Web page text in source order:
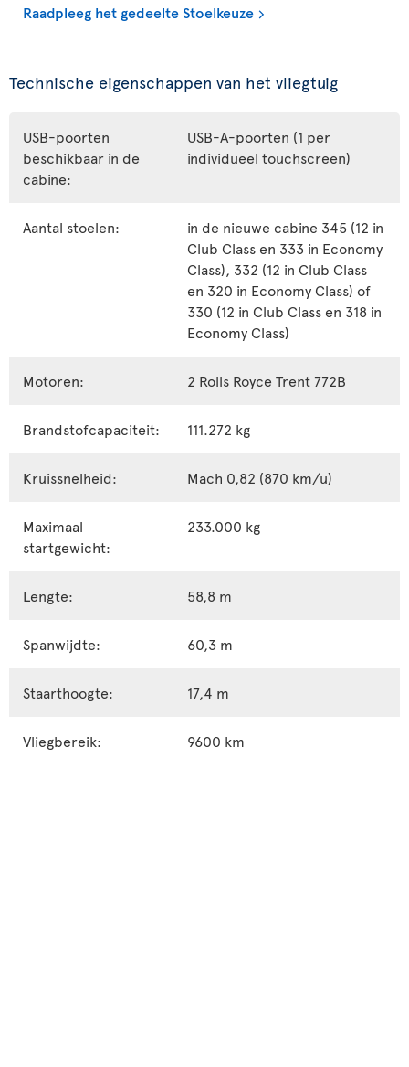
Raadpleeg het gedeelte Stoelkeuze
Technische eigenschappen van het vliegtuig
USB-poorten
beschikbaar in de
cabine:
USB-A-poorten (1 per
individueel touchscreen)
Aantal stoelen:
in de nieuwe cabine 345 (12 in
Club Class en 333 in Economy
Class), 332 (12 in Club Class
en 320 in Economy Class) of
330 (12 in Club Class en 318 in
Economy Class)
Motoren: 2 Rolls Royce Trent 772B
Brandstofcapaciteit: 111.272 kg
Kruissnelheid: Mach 0,82 (870 km/u)
Maximaal
startgewicht:
233.000 kg
Lengte: 58,8 m
Spanwijdte: 60,3 m
Staarthoogte: 17,4 m
Vliegbereik: 9600 km